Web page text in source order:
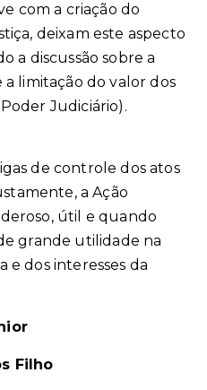
com a criação do
deixam este aspecto
a discussão sobre a
limitação do valor dos
Judiciário).
de controle dos atos
a Ação
útil e quando
grande utilidade na
e dos interesses da
Filho